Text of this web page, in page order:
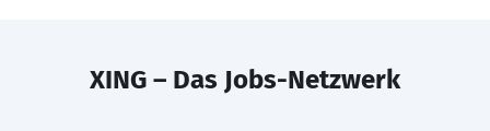
XING – Das Jobs-Netzwerk